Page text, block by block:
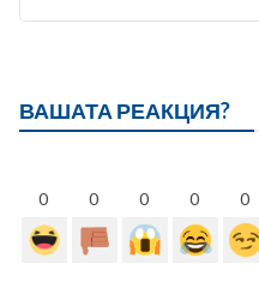
ВАШАТА РЕАКЦИЯ?
0 0 0 0 0